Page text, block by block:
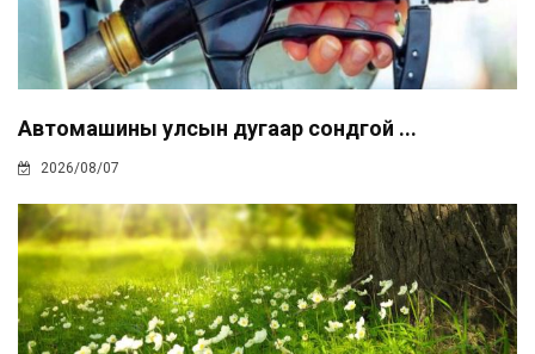
Автомашины улсын дугаар сондгой ...
2026/08/07